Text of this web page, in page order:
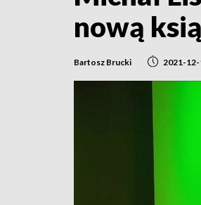
nową
Bartosz Brucki 2021-